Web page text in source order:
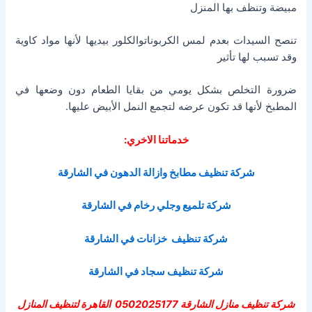
مبيضة وتنظف بها المنزل
تنصح السيدات بعدم لمس الكربوناتوالكلور بيديها لأنها مواد كاوية
وقد تسبب لها تأثير
ضرورة التخلص بشكل يومي من بقايا الطعام دون وضعها في
المطبخ لأنها قد تكون عرضه لتجمع النمل الأبيض عليها.
خدماتنا الاخري:
شركة تنظيف مطابخ وازالة الدهون في الشارقة
شركة تلميع وجلي رخام في الشارقة
شركة تنظيف خزانات في الشارقة
شركة تنظيف سجاد في الشارقة
شركة تنظيف منازل الشارقة 0502025177 القاهرة لتنظيف المنازل